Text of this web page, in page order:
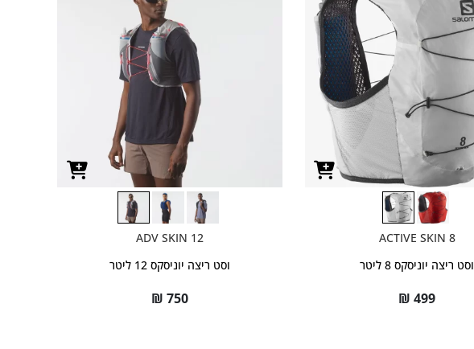
ACTIVE SKIN 8
וסט ריצה יוניסקס 8 ליטר
₪ 499
ADV SKIN 12
וסט ריצה יוניסקס 12 ליטר
₪ 750